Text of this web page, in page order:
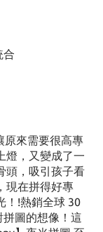
合
原來需要很高專
燈，又變成了一
頭，吸引孩子看
現在拼得好專
！!熱銷全球 30
圖的想像！這